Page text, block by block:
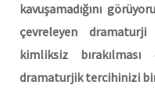
kavuşamadığını
çevreleyen dramaturji
kimliksiz
dramaturjik tercihinizi